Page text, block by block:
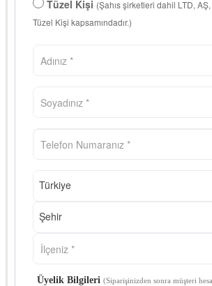
Tüzel Kişi (Şahıs şirketleri dahil LTD,
Tüzel Kişi kapsamındadır.)
Türkiye
Şehir
Üyelik Bilgileri (Siparişinizden sonra müşteri